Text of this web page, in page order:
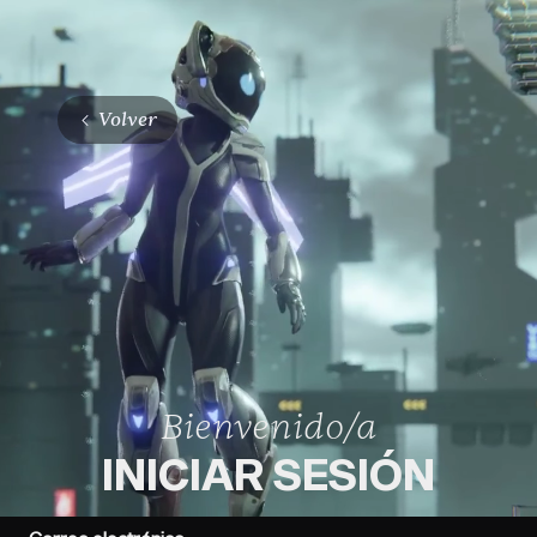
Volver
bienvenido/a
INICIAR SESIÓN